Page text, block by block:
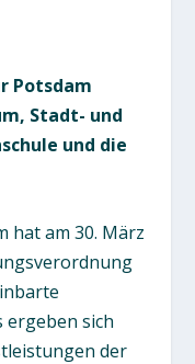
Potsdam
Stadt- und
und die
hat am 30. März
ergeben sich
der